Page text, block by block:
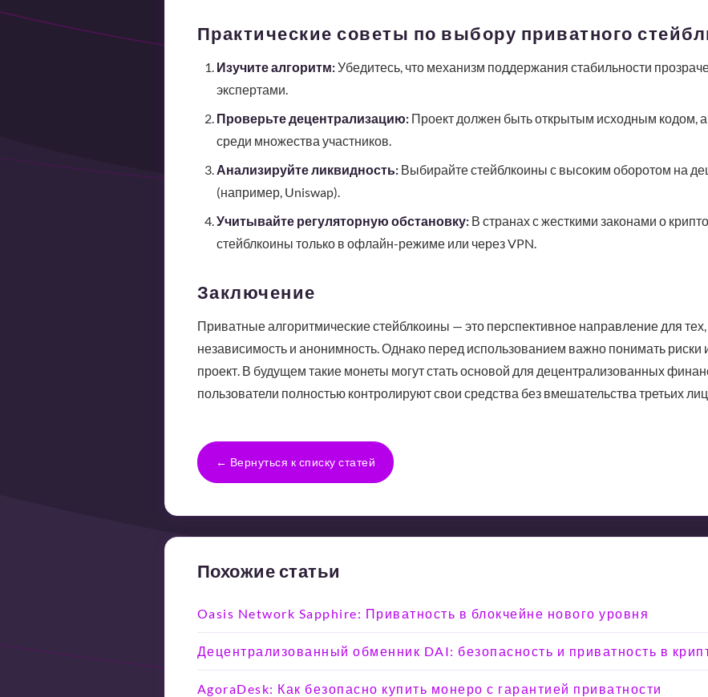
Практические советы по выбору приватного
Изучите алгоритм:Убедитесь, что механизм поддержания стабильности
экспертами.
Проверьте децентрализацию:Проект должен быть открытым исходным кодом,
среди множества участников.
Анализируйте ликвидность:Выбирайте стейблкоины с высоким оборотом на
(например, Uniswap).
Учитывайте регуляторную обстановку:В странах с жесткими законами о
стейблкоины только в офлайн-режиме или через VPN.
Заключение
Приватные алгоритмические стейблкоины — это перспективное направление для
независимость и анонимность. Однако перед использованием важно понимать риски
проект. В будущем такие монеты могут стать основой для децентрализованных
пользователи полностью контролируют свои средства без вмешательства третьих
← Вернуться к списку статей
Похожие статьи
Oasis Network Sapphire: Приватность в блокчейне нового уровня
Децентрализованный обменник DAI: безопасность и приватность в
AgoraDesk: Как безопасно купить монеро с гарантией приватности